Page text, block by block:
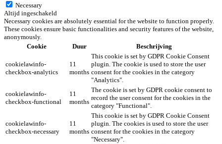
Necessary
Altijd ingeschakeld
Necessary cookies are absolutely essential for the website to function properly.
These cookies ensure basic functionalities and security features of the website,
anonymously.
Cookie
Duur Beschrijving
cookielawinfo-
checkbox-analytics
11
months
This cookie is set by GDPR Cookie Consent
plugin. The cookie is used to store the user
consent for the cookies in the category
"Analytics".
cookielawinfo-
checkbox-functional
11
months
The cookie is set by GDPR cookie consent to
record the user consent for the cookies in the
category "Functional".
cookielawinfo-
checkbox-necessary
11
months
This cookie is set by GDPR Cookie Consent
plugin. The cookies is used to store the user
consent for the cookies in the category
"Necessary".